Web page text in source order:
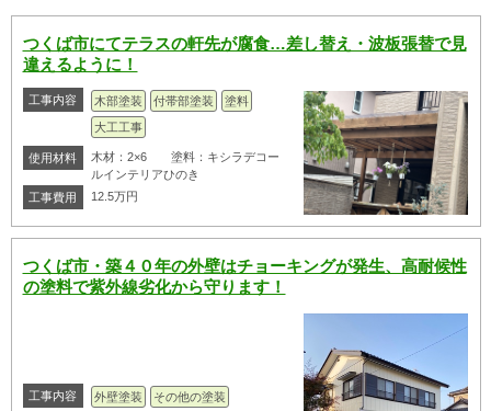
つくば市にてテラスの軒先が腐食…差し替え・波板張替で見
違えるように！
工事内容 木部塗装 付帯部塗装
塗料
大工工事
使用材料
木材：2×6 塗料：キシラデコー
ルインテリアひのき
工事費用
12.5万円
つくば市・築４０年の外壁はチョーキングが発生、高耐候性
の塗料で紫外線劣化から守ります！
工事内容 外壁塗装
その他の塗装